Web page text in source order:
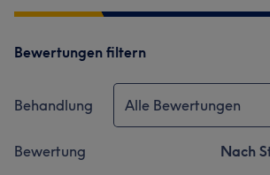
Bewertungen filtern
Behandlung Alle Bewertungen
Bewertung Nach